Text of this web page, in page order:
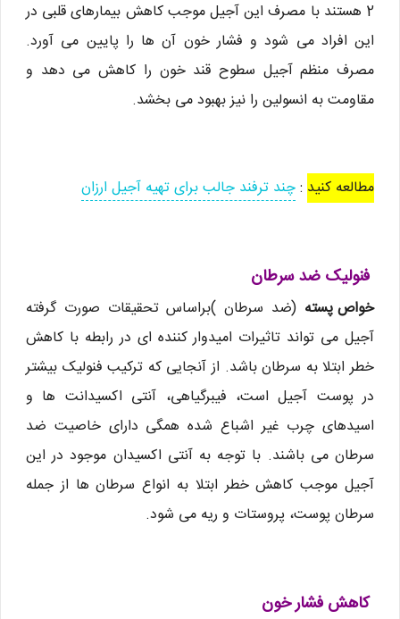
2 هستند با مصرف این آجیل موجب کاهش بیمارهای قلبی در
این افراد می شود و فشار خون آن ها را پایین می آورد.
مصرف منظم آجیل سطوح قند خون را کاهش می دهد و
مقاومت به انسولین را نیز بهبود می بخشد.
مطالعه کنید :چند ترفند جالب برای تهیه آجیل ارزان
فنولیک ضد سرطان
خواص پسته (ضد سرطان )براساس تحقیقات صورت گرفته
آجیل می تواند تاثیرات امیدوار کننده ای در رابطه با کاهش
خطر ابتلا به سرطان باشد. از آنجایی که ترکیب فنولیک بیشتر
در پوست آجیل است، فیبرگیاهی، آنتی اکسیدانت ها و
اسیدهای چرب غیر اشباع شده همگی دارای خاصیت ضد
سرطان می باشند. با توجه به آنتی اکسیدان موجود در این
آجیل موجب کاهش خطر ابتلا به انواع سرطان ها از جمله
سرطان پوست، پروستات و ریه می شود.
کاهش فشار خون